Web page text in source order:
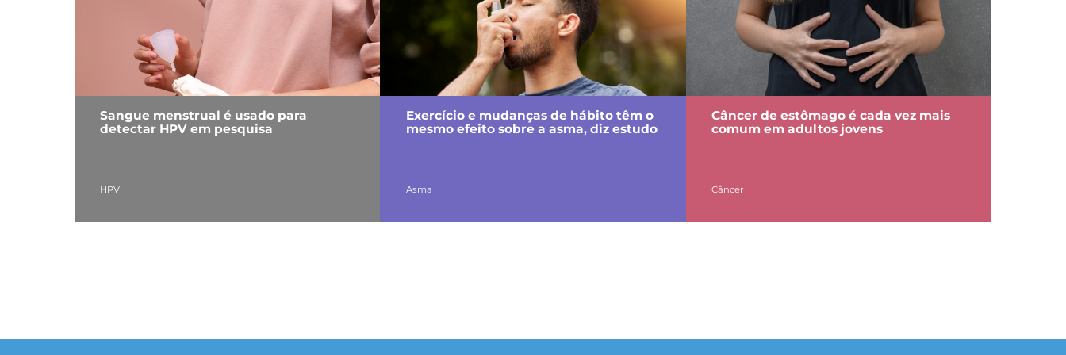
Sangue menstrual é usado para
detectar HPV em pesquisa
HPV
Exercício e mudanças de hábito têm o
mesmo efeito sobre a asma, diz estudo
Asma
Câncer de estômago é cada vez mais
comum em adultos jovens
Câncer